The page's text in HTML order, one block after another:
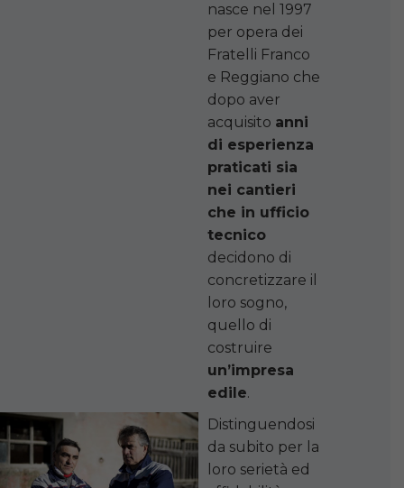
nasce nel 1997
per opera dei
Fratelli Franco
e Reggiano che
dopo aver
acquisito anni
di esperienza
praticati sia
nei cantieri
che in ufficio
tecnico
decidono di
concretizzare il
loro sogno,
quello di
costruire
un’impresa
edile.
Distinguendosi
da subito per la
loro serietà ed